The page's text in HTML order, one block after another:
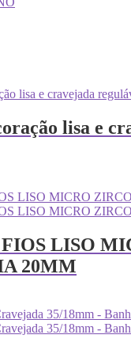
lisa e
LISO
20MM